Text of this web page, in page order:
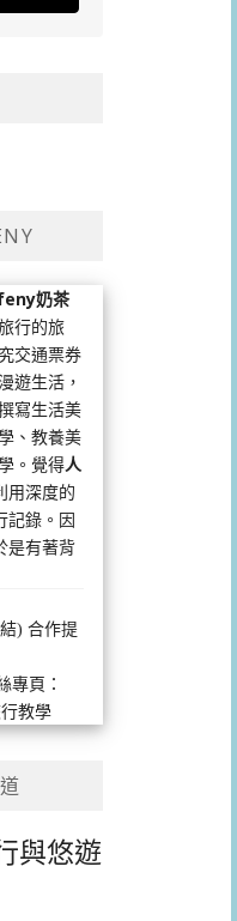
奶茶
行的旅
交通票券
遊生活，
寫生活美
、教養美
。覺得人
用深度的
記錄。因
是有著背
) 合作提
專頁：
教學
與悠遊